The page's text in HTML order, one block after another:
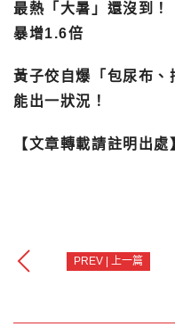
最熱「大暑」還沒到
暴增1.6倍
黃子佼自爆「包尿布
能出一狀況！
【文章轉載請註明出處
PREV | 上一篇